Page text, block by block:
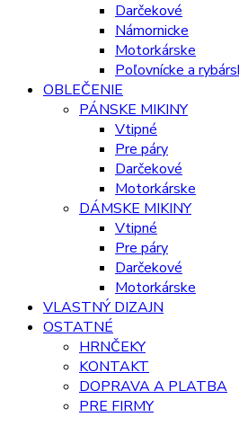
Darčekové
Námornicke
Motorkárske
Poľovnícke a
OBLEČENIE
PÁNSKE MIKINY
Vtipné
Pre páry
Darčekové
Motorkárske
DÁMSKE MIKINY
Vtipné
Pre páry
Darčekové
Motorkárske
VLASTNÝ DIZAJN
OSTATNÉ
HRNČEKY
KONTAKT
DOPRAVA A PLATBA
PRE FIRMY